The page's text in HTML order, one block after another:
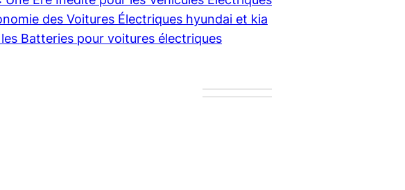
des Voitures Électriques hyundai et kia
Batteries pour voitures électriques